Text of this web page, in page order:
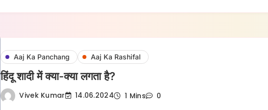
Aaj Ka Panchang Aaj Ka Rashifal
हिंदू शादी में क्या-क्या लगता है?
Vivek Kumar 14.06.2024 1 Mins 0